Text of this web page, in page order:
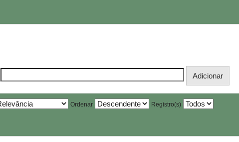
Ordenar Registro(s)